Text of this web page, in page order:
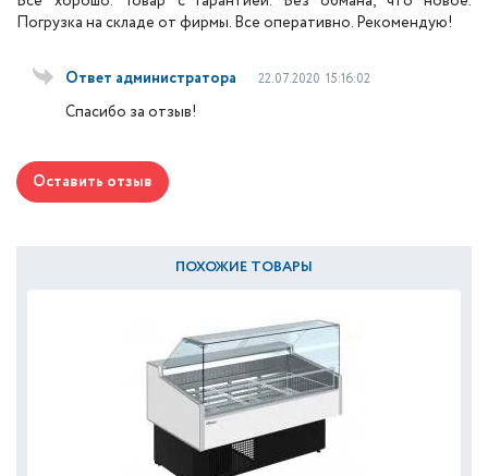
Погрузка на складе от фирмы. Все оперативно. Рекомендую!
Ответ администратора 22.07.2020 15:16:02
Спасибо за отзыв!
Оставить отзыв
ПОХОЖИЕ ТОВАРЫ